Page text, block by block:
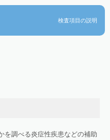
検査項目の説明
を調べる炎症性疾患などの補助